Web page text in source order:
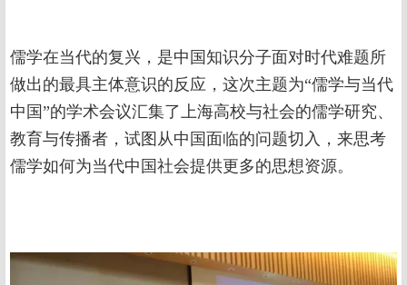
儒学在当代的复兴，是中国知识分子面对时代难题所
做出的最具主体意识的反应，这次主题为“儒学与当代
中国”的学术会议汇集了上海高校与社会的儒学研究、
教育与传播者，试图从中国面临的问题切入，来思考
儒学如何为当代中国社会提供更多的思想资源。